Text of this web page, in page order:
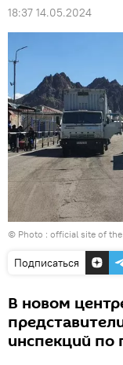
18:37 14.05.2024
© Photo : official site of the
Подписаться
В новом
инспекций по